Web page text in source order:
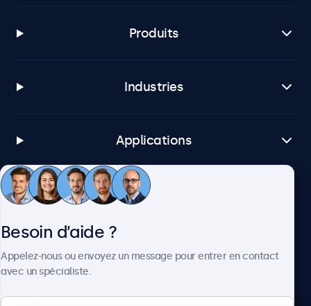
Produits
Industries
Applications
Service client
Besoin d’aide ?
Appelez-nous ou envoyez un message pour entrer en contact
avec un spécialiste.